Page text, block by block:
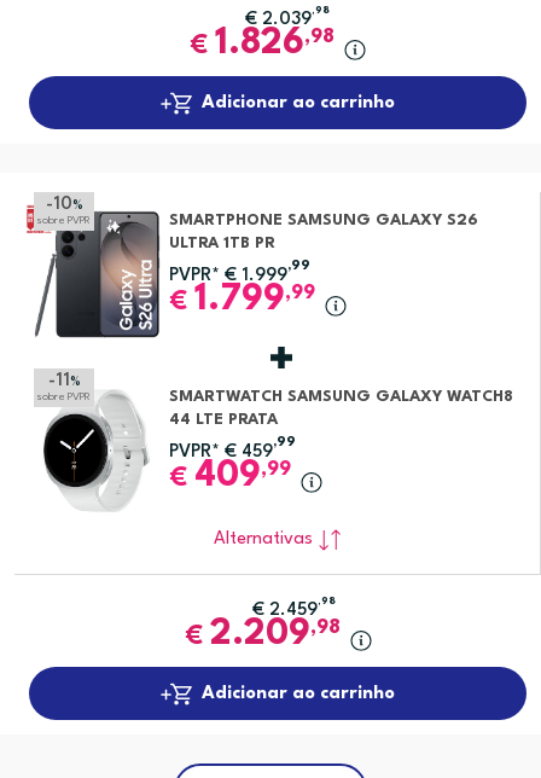
€ 2.039,98
€ 1.826,98
Adicionar ao carrinho
-10 %
sobre PVPR
SMARTPHONE SAMSUNG GALAXY S26
ULTRA 1TB PR
PVPR* € 1.999
,99
€ 1.799,99
-11 %
sobre PVPR
SMARTWATCH SAMSUNG GALAXY WATCH8
44 LTE PRATA
PVPR* € 459
,99
€ 409,99
Alternativas
€ 2.459,98
€ 2.209,98
Adicionar ao carrinho